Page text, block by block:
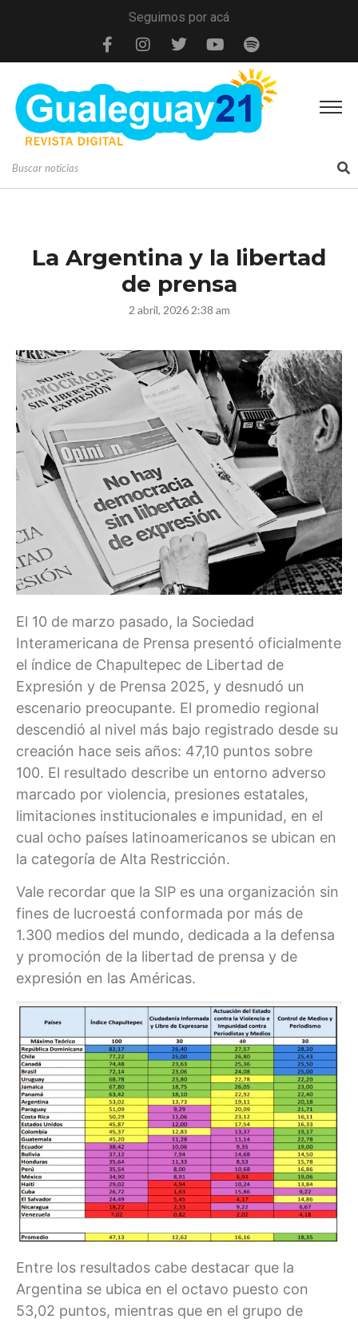
Seguimos por acá
La Argentina y la libertad
de prensa
2 abril, 2026 2:38 am
El 10 de marzo pasado, la Sociedad
Interamericana de Prensa presentó oficialmente
el índice de Chapultepec de Libertad de
Expresión y de Prensa 2025, y desnudó un
escenario preocupante. El promedio regional
descendió al nivel más bajo registrado desde su
creación hace seis años: 47,10 puntos sobre
100. El resultado describe un entorno adverso
marcado por violencia, presiones estatales,
limitaciones institucionales e impunidad, en el
cual ocho países latinoamericanos se ubican en
la categoría de Alta Restricción.
Vale recordar que la SIP es una organización sin
fines de lucroestá conformada por más de
1.300 medios del mundo, dedicada a la defensa
y promoción de la libertad de prensa y de
expresión en las Américas.
Entre los resultados cabe destacar que la
Argentina se ubica en el octavo puesto con
53,02 puntos, mientras que en el grupo de